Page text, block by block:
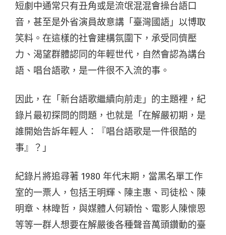
短劇中通常只有丑角或是流氓混混會操台語口
音，甚至是外省演員故意講「臺灣國語」以博取
笑料。在這樣的社會建構氛圍下，承受同儕壓
力、渴望群體認同的年輕世代，自然會認為講台
語、唱台語歌，是一件很不入流的事。
因此，在「新台語歌繼續向前走」的主題裡，紀
錄片最初探問的問題，也就是「在解嚴初期，是
誰開始告訴年輕人：『唱台語歌是一件很酷的
事』？」
紀錄片將追尋著 1980 年代末期，當黑名單工作
室的一票人，包括王明輝、陳主惠、司徒松、陳
明章、林暐哲，與媒體人何穎怡、電影人陳懷恩
等等一群人想要在解嚴後各種聲音萬頭鑽動的臺